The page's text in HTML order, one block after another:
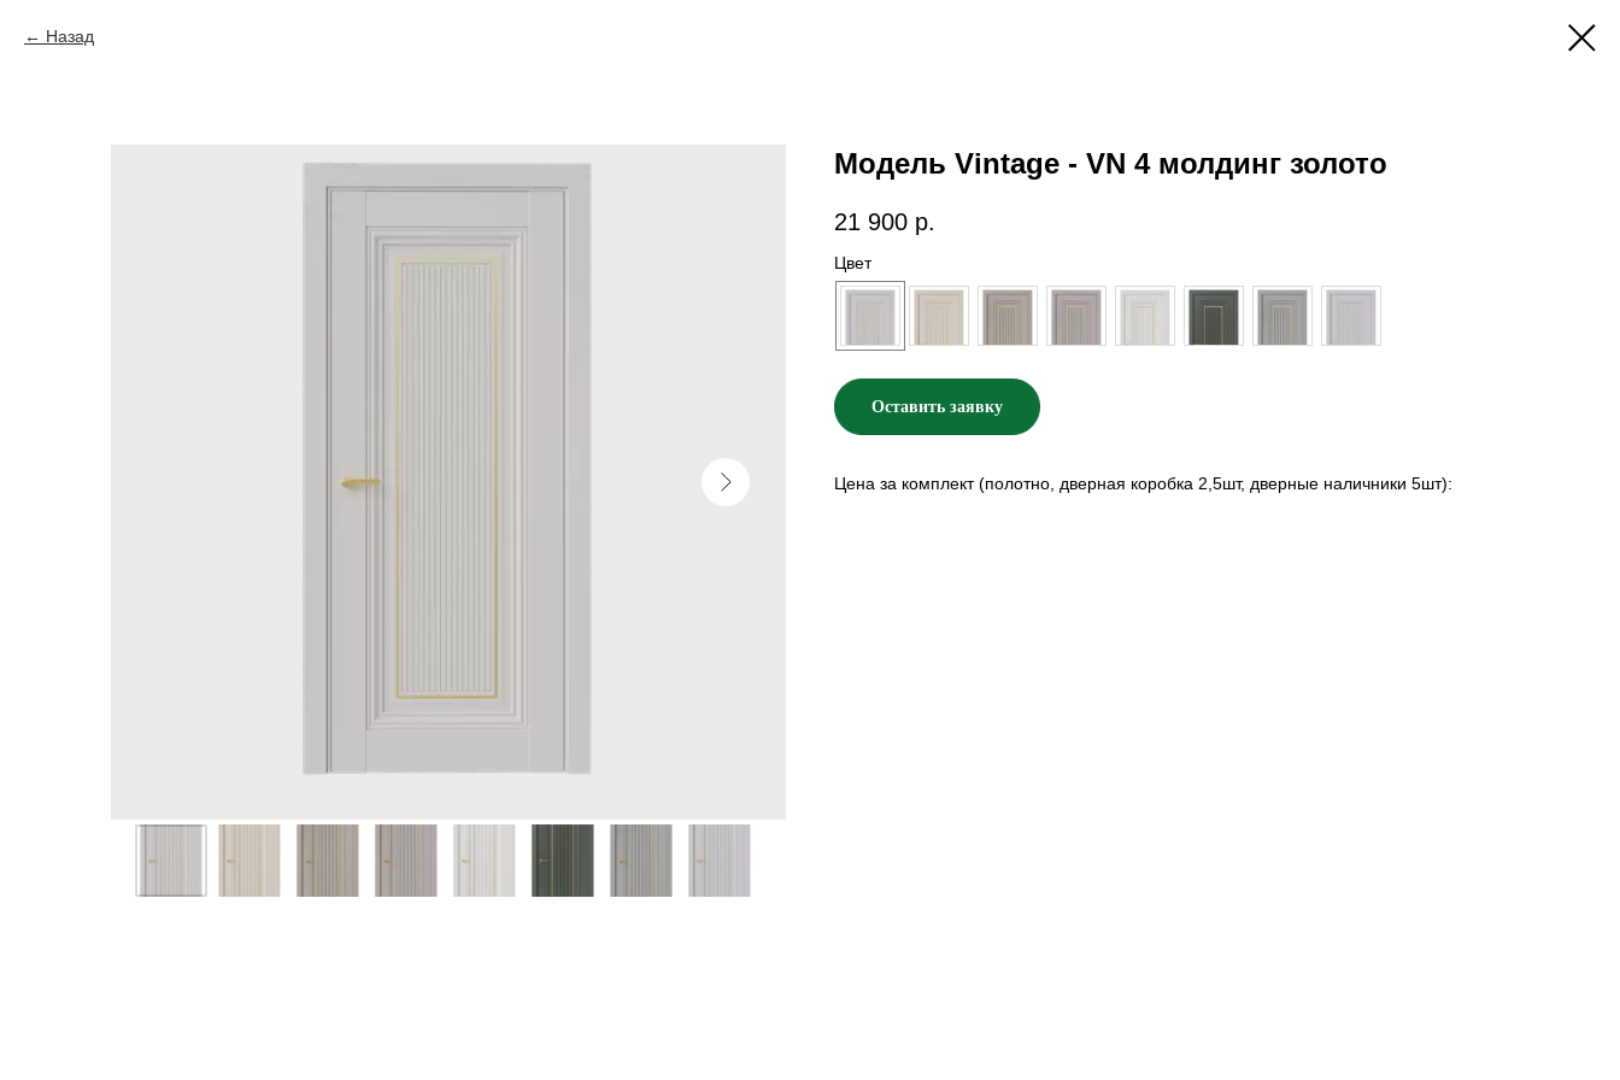
Назад
Модель Vintage - VN 4 молдинг золото
21 900 р.
Цвет
Оставить заявку
Цена за комплект (полотно, дверная коробка 2,5шт, дверные наличники 5шт):